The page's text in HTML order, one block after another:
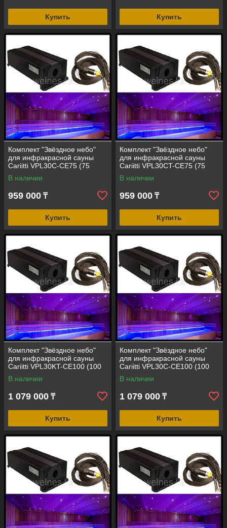
Купить Купить
Комплект "Звёздное небо"
для инфракрасной сауны
Cariitti VPL30C-CE75 (75
точек, эффект смены цветов)
В наличии
959 000 ₸
Купить
Комплект "Звёздное небо"
для инфракрасной сауны
Cariitti VPL30CT-CE75 (75
точек, эффект цветного
мерцания)
В наличии
959 000 ₸
Купить
Комплект "Звёздное небо"
для инфракрасной сауны
Cariitti VPL30KT-CE100 (100
точек, эффект калейдоскопа)
В наличии
1 079 000 ₸
Купить
Комплект "Звёздное небо"
для инфракрасной сауны
Cariitti VPL30C-CE100 (100
точек, эффект смены цветов)
В наличии
1 079 000 ₸
Купить